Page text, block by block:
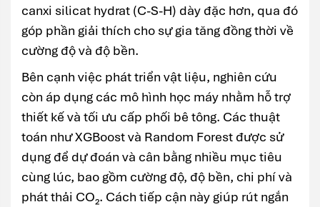
canxi silicat hydrat (C-S-H) dày đặc hơn, qua đó
góp phần giải thích cho sự gia tăng đồng thời về
cường độ và độ bền.
Bên cạnh việc phát triển vật liệu, nghiên cứu
còn áp dụng các mô hình học máy nhằm hỗ trợ
thiết kế và tối ưu cấp phối bê tông. Các thuật
toán nhưXGBoostvà Random Forest được sử
dụng để dự đoán và cân bằng nhiều mục tiêu
cùng lúc, bao gồm cường độ, độ bền, chi phí và
phát thải CO₂. Cách tiếp cận này giúp rút ngắn